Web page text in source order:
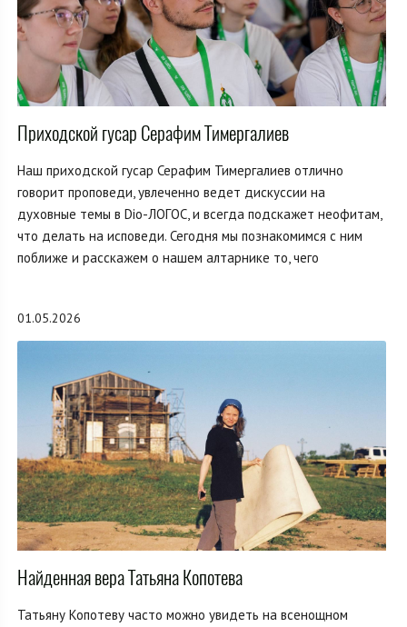
Приходской гусар Серафим Тимергалиев
Наш приходской гусар Серафим Тимергалиев отлично
говорит проповеди, увлеченно ведет дискуссии на
духовные темы в Dio-ЛОГОС, и всегда подскажет неофитам,
что делать на исповеди. Сегодня мы познакомимся с ним
поближе и расскажем о нашем алтарнике то, чего
01.05.2026
Найденная вера Татьяна Копотева
Татьяну Копотеву часто можно увидеть на всенощном